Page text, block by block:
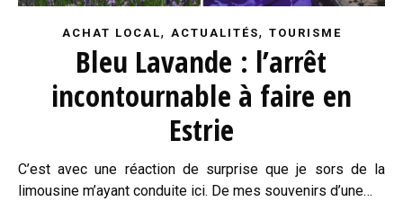
ACHAT LOCAL, ACTUALITÉS, TOURISME
Bleu Lavande : l’arrêt
incontournable à faire en
Estrie
C’est avec une réaction de surprise que je sors de la
limousine m’ayant conduite ici. De mes souvenirs d’une…